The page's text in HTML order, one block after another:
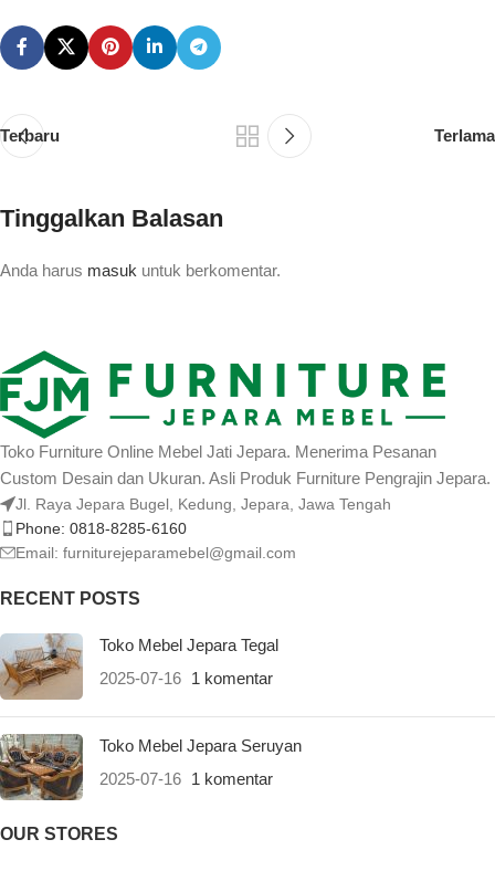
Terbaru Terlama
Tinggalkan Balasan
Anda harus masuk untuk berkomentar.
Toko Furniture Online Mebel Jati Jepara. Menerima Pesanan
Custom Desain dan Ukuran. Asli Produk Furniture Pengrajin Jepara.
Jl. Raya Jepara Bugel, Kedung, Jepara, Jawa Tengah
Phone: 0818-8285-6160
Email: furniturejeparamebel@gmail.com
RECENT POSTS
Toko Mebel Jepara Tegal
2025-07-16 1 komentar
Toko Mebel Jepara Seruyan
2025-07-16 1 komentar
OUR STORES